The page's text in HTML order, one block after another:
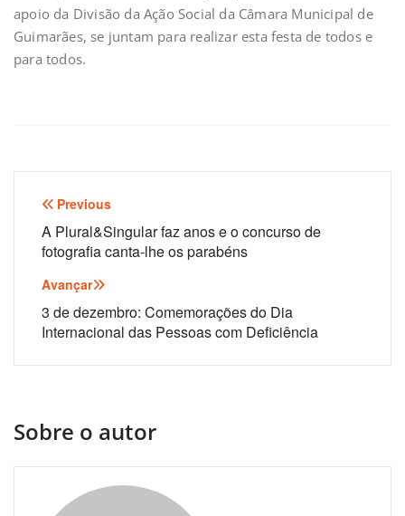
apoio da Divisão da Ação Social da Câmara Municipal de
Guimarães, se juntam para realizar esta festa de todos e
para todos.
Navegação
de
artigos
Previous
A Plural&Singular faz anos e o concurso de
fotografia canta-lhe os parabéns
Avançar
3 de dezembro: Comemorações do Dia
Internacional das Pessoas com Deficiência
Sobre o autor